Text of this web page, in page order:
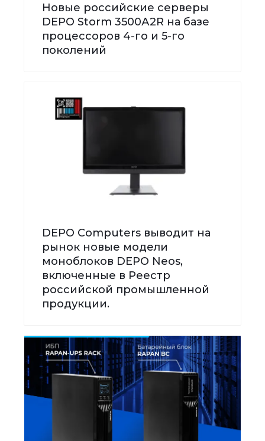
Новые российские серверы
DEPO Storm 3500А2R на базе
процессоров 4-го и 5-го
поколений
DEPO Computers выводит на
рынок новые модели
моноблоков DEPO Neos,
включенные в Реестр
российской промышленной
продукции.